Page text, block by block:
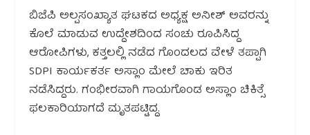
ಬಿಜೆಪಿ ಅಲ್ಪಸಂಖ್ಯಾತ ಘಟಕದ ಅಧ್ಯಕ್ಷ ಅನೀಶ್ ಅವರನ್ನು
ಕೊಲೆ ಮಾಡುವ ಉದ್ದೇಶದಿಂದ ಸಂಚು ರೂಪಿಸಿದ್ದ
ಆರೋಪಿಗಳು, ಕತ್ತಲಲ್ಲಿ ನಡೆದ ಗೊಂದಲದ ವೇಳೆ ತಪ್ಪಾಗಿ
SDPI ಕಾರ್ಯಕರ್ತ ಅಸ್ಲಾಂ ಮೇಲೆ ಚಾಕು ಇರಿತ
ನಡೆಸಿದ್ದರು. ಗಂಭೀರವಾಗಿ ಗಾಯಗೊಂಡ ಅಸ್ಲಾಂ ಚಿಕಿತ್ಸೆ
ಫಲಕಾರಿಯಾಗದೆ ಮೃತಪಟ್ಟಿದ್ದ.